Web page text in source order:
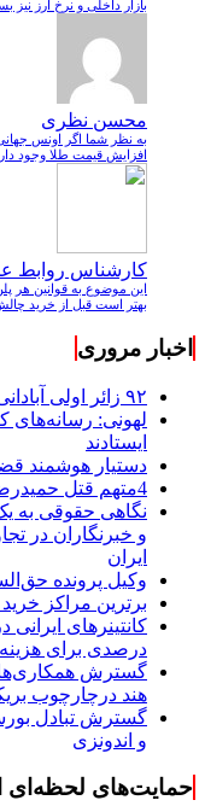
بازار داخلی و نرخ ارز نیز
محسن نظری
به نظر شما اگر اونس
افزایش قیمت طلا وجود
کارشناس روابط
این موضوع به قوانین هر
بهتر است قبل از خرید
اخبار مروری
۹۲ زائر اولی آبادانی به زیارت امام هشتم اعزام شدند
لهونی:
ایستادند
دستیار هوشمند
4متهم قتل حمیدرضا رجب‌زاده دستگیر شدند
نگاهی حقوقی به
و خبرنگاران در
ایران
وکیل پرونده
برترین مراکز خرید
درصدی برای
گسترش
هند درچارچوب
گسترش تبادل
و اندونزی
حمایت‌های لحظه‌ای